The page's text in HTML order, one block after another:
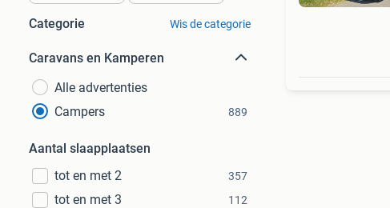
Categorie Wis de categorie
Caravans en Kamperen
Alle advertenties
Campers
889
Aantal slaapplaatsen
tot en met 2
357
tot en met 3 112